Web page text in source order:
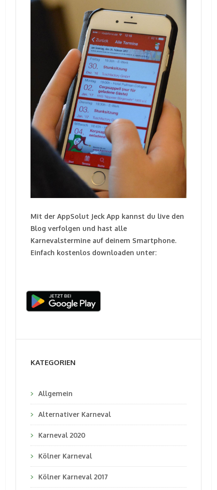
Mit der AppSolut Jeck App kannst du live den
Blog verfolgen und hast alle
Karnevalstermine auf deinem Smartphone.
Einfach kostenlos downloaden unter:
KATEGORIEN
Allgemein
Alternativer Karneval
Karneval 2020
Kölner Karneval
Kölner Karneval 2017